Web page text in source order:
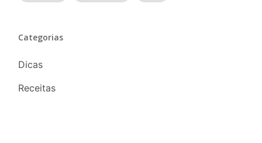
Categorias
Dicas
Receitas